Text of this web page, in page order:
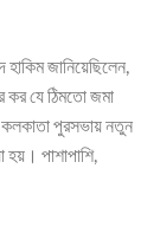
জানিয়েছিলেন,
কর যে ঠিমতো জমা
পুরসভায় নতুন
পাশাপাশি,